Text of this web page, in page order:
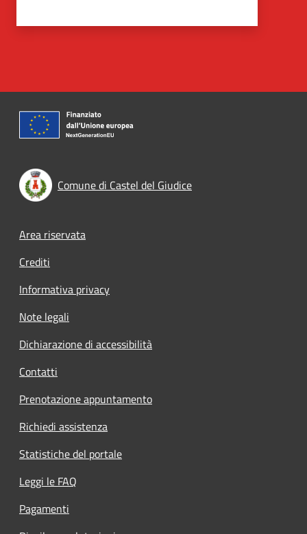
Comune di Castel del Giudice
Footer menu
Area riservata
Crediti
Informativa privacy
Note legali
Dichiarazione di accessibilità
Contatti
Prenotazione appuntamento
Richiedi assistenza
Statistiche del portale
Leggi le FAQ
Pagamenti